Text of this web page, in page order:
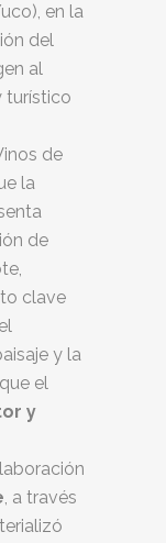
en la
del
al
turístico
de
la
de
clave
y la
el
y
, a través